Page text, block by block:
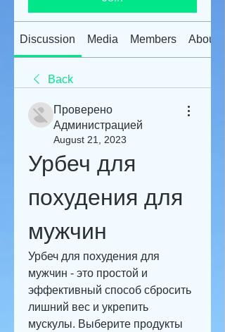
Discussion Media Members About
Back
Проверено
Администрацией
August 21, 2023
Урбеч для
похудения для
мужчин
Урбеч для похудения для
мужчин - это простой и
эффективный способ сбросить
лишний вес и укрепить
мускулы. Выберите продукты